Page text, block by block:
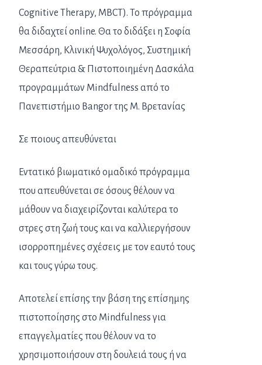
Cognitive Therapy, MBCT). Το πρόγραμμα
θα διδαχτεί online. Θα το διδάξει η Σοφία
Μεσσάρη, Κλινική Ψυχολόγος, Συστημική
Θεραπεύτρια & Πιστοποιημένη Δασκάλα
προγραμμάτων Mindfulness από το
Πανεπιστήμιο Bangor της Μ. Βρετανίας
Σε ποιους απευθύνεται
Εντατικό βιωματικό ομαδικό πρόγραμμα
που απευθύνεται σε όσους θέλουν να
μάθουν να διαχειρίζονται καλύτερα το
στρες στη ζωή τους και να καλλιεργήσουν
ισορροπημένες σχέσεις με τον εαυτό τους
και τους γύρω τους.
Αποτελεί επίσης την βάση της επίσημης
πιστοποίησης στο Mindfulness για
επαγγελματίες που θέλουν να το
χρησιμοποιήσουν στη δουλειά τους ή να